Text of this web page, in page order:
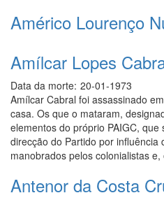
Américo Lourenço
Amílcar Lopes
Data da morte: 20-01-1973
Amílcar Cabral foi assassinado
casa. Os que o mataram,
elementos do próprio PAIGC,
direcção do Partido por influência
manobrados pelos colonialistas
Antenor da Costa